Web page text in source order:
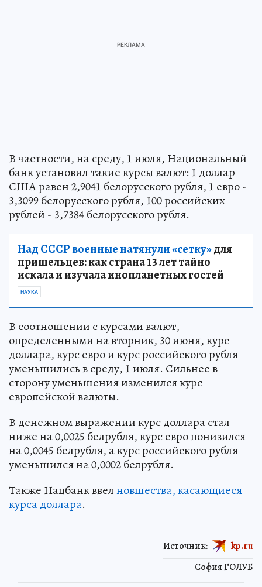
В частности, на среду, 1 июля, Национальный
банк установил такие курсы валют: 1 доллар
США равен 2,9041 белорусского рубля, 1 евро -
3,3099 белорусского рубля, 100 российских
рублей - 3,7384 белорусского рубля.
Над СССР военные натянули «сетку»для
пришельцев: как страна 13 лет тайно
искала и изучала инопланетных гостей
НАУКА
В соотношении с курсами валют,
определенными на вторник, 30 июня, курс
доллара, курс евро и курс российского рубля
уменьшились в среду, 1 июля. Сильнее в
сторону уменьшения изменился курс
европейской валюты.
В денежном выражении курс доллара стал
ниже на 0,0025 белрубля, курс евро понизился
на 0,0045 белрубля, а курс российского рубля
уменьшился на 0,0002 белрубля.
Также Нацбанк ввелновшества, касающиеся
курса доллара.
София ГОЛУБ
Источник: kp.ru